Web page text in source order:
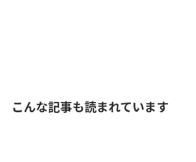
こんな記事も読まれています